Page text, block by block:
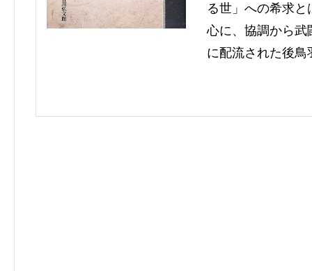
る世」への希求
心に、協調から武
に配流された後